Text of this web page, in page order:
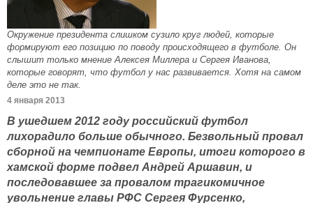
Окружение президента слишком сузило круг людей, которые
формируют его позицию по поводу происходящего в футболе. Он
слышит только мнение Алексея Миллера и Сергея Иванова,
которые говорят, что футбол у нас развивается. Хотя на самом
деле это не так.
4 января 2013
В ушедшем 2012 году российский футбол
лихорадило больше обычного. Безвольный провал
сборной на чемпионате Европы, итоги которого в
хамской форме подвел Андрей Аршавин, и
последовавшее за провалом трагикомичное
увольнение главы РФС Сергея Фурсенко,